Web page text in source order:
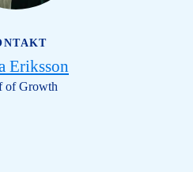
Eriksson
of Growth